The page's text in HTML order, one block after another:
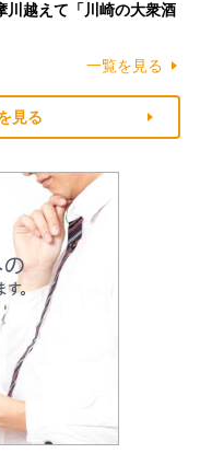
川越えて「川崎の大衆酒
一覧を見る
見る